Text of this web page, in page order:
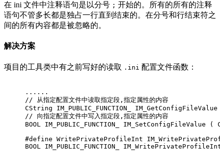
在 ini 文件中注释语句是以分号 ; 开始的。所有的所有的注释
语句不管多长都是独占一行直到结束的。在分号和行结束符之
间的所有内容都是被忽略的。
解决方案
项目的工具类中有之前写好的读取 .ini 配置文件函数：
......
// 从指定配置文件中读取指定段,指定属性的内容
CString IM_PUBLIC_FUNCTION_ IM_GetConfigFileValue
// 向指定配置文件中写入指定段,指定属性的内容
BOOL IM_PUBLIC_FUNCTION_ IM_SetConfigFileValue
(
#define WritePrivateProfileInt
BOOL IM_PUBLIC_FUNCTION_